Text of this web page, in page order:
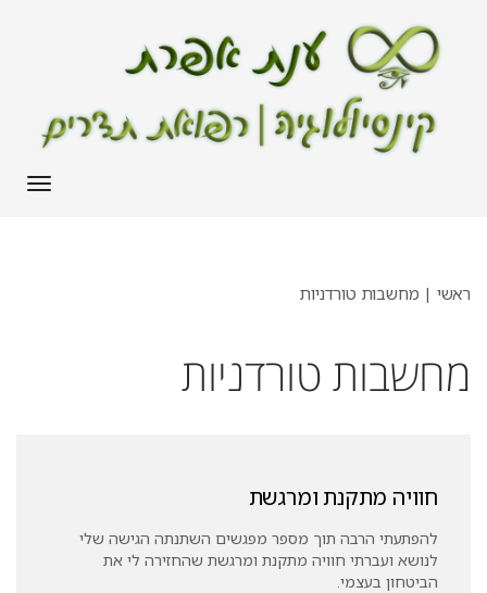
ראשי | מחשבות טורדניות
מחשבות טורדניות
חוויה מתקנת ומרגשת
להפתעתי הרבה תוך מספר מפגשים השתנתה הגישה שלי
לנושא ועברתי חוויה מתקנת ומרגשת שהחזירה לי את
הביטחון בעצמי.